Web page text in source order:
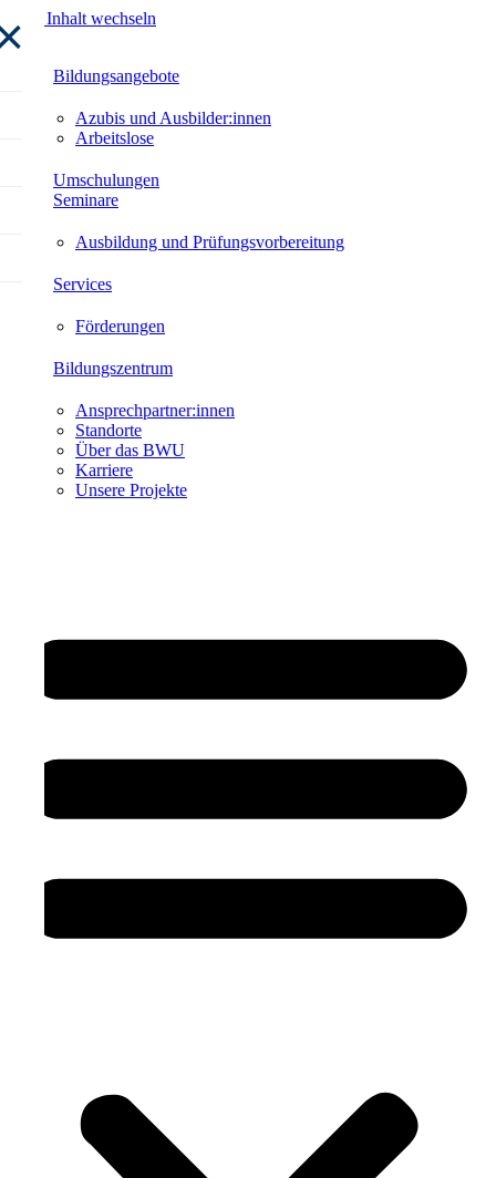
Zum Inhalt wechseln
Bildungsangebote
Azubis und Ausbilder:innen
Arbeitslose
Umschulungen
Seminare
Ausbildung und Prüfungsvorbereitung
Services
Förderungen
Bildungszentrum
Ansprechpartner:innen
Standorte
Über das BWU
Karriere
Unsere Projekte